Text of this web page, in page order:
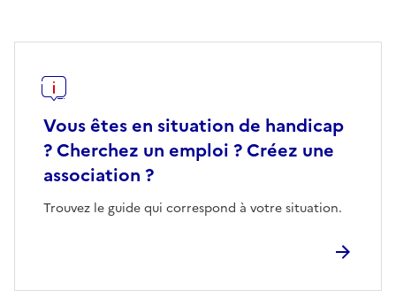
Vous êtes en situation de handicap
? Cherchez un emploi ? Créez une
association ?
Trouvez le guide qui correspond à votre situation.